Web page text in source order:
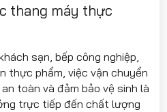
thang máy thực
sạn, bếp công nghiệp,
thực phẩm, việc vận chuyển
toàn và đảm bảo vệ sinh là
trực tiếp đến chất lượng